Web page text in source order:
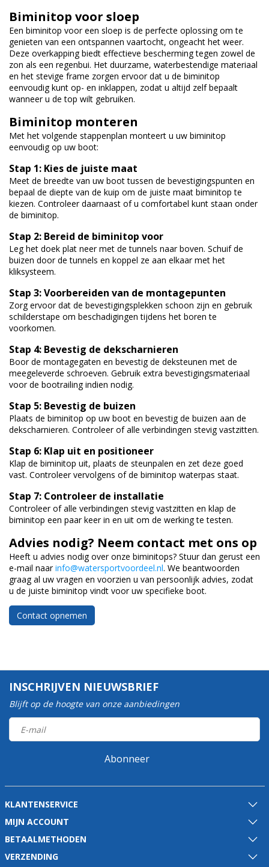
Biminitop voor sloep
Een biminitop voor een sloep is de perfecte oplossing om te
genieten van een ontspannen vaartocht, ongeacht het weer.
Deze overkapping biedt effectieve bescherming tegen zowel de
zon als een regenbui. Het duurzame, waterbestendige materiaal
en het stevige frame zorgen ervoor dat u de biminitop
eenvoudig kunt op- en inklappen, zodat u altijd zelf bepaalt
wanneer u de top wilt gebruiken.
Biminitop monteren
Met het volgende stappenplan monteert u uw biminitop
eenvoudig op uw boot:
Stap 1: Kies de juiste maat
Meet de breedte van uw boot tussen de bevestigingspunten en
bepaal de diepte van de kuip om de juiste maat biminitop te
kiezen. Controleer daarnaast of u comfortabel kunt staan onder
de biminitop.
Stap 2: Bereid de biminitop voor
Leg het doek plat neer met de tunnels naar boven. Schuif de
buizen door de tunnels en koppel ze aan elkaar met het
kliksysteem.
Stap 3: Voorbereiden van de montagepunten
Zorg ervoor dat de bevestigingsplekken schoon zijn en gebruik
schilderstape om beschadigingen tijdens het boren te
voorkomen.
Stap 4: Bevestig de dekscharnieren
Boor de montagegaten en bevestig de deksteunen met de
meegeleverde schroeven. Gebruik extra bevestigingsmateriaal
voor de bootrailing indien nodig.
Stap 5: Bevestig de buizen
Plaats de biminitop op uw boot en bevestig de buizen aan de
dekscharnieren. Controleer of alle verbindingen stevig vastzitten.
Stap 6: Klap uit en positioneer
Klap de biminitop uit, plaats de steunpalen en zet deze goed
vast. Controleer vervolgens of de biminitop waterpas staat.
Stap 7: Controleer de installatie
Controleer of alle verbindingen stevig vastzitten en klap de
biminitop een paar keer in en uit om de werking te testen.
Advies nodig? Neem contact met ons op
Heeft u advies nodig over onze biminitops? Stuur dan gerust een
e-mail naarinfo@watersportvoordeel.nl. We beantwoorden
graag al uw vragen en voorzien u van persoonlijk advies, zodat
u de juiste biminitop vindt voor uw specifieke boot.
Contact opnemen
INSCHRIJVEN NIEUWSBRIEF
Blijft op de hoogte van onze aanbiedingen
Abonneer
KLANTENSERVICE
MIJN ACCOUNT
BETAALMETHODEN
VERZENDING